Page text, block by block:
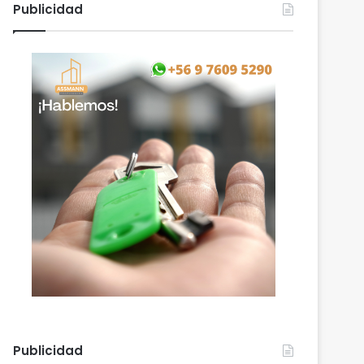
Publicidad
Publicidad